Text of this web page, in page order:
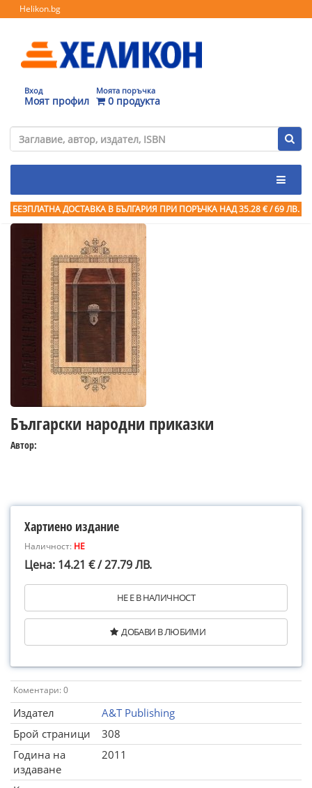
Helikon.bg
Вход
Моят профил
Моята поръчка
0 продукта
БЕЗПЛАТНА ДОСТАВКА В БЪЛГАРИЯ ПРИ ПОРЪЧКА НАД 35.28 € / 69 ЛВ.
Български народни приказки
Автор:
Хартиено издание
Наличност: НЕ
Цена: 14.21 € / 27.79 ЛВ.
НЕ Е В НАЛИЧНОСТ
ДОБАВИ В ЛЮБИМИ
Коментари: 0
Издател
A&T Publishing
Брой страници
308
Година на
издаване
2011